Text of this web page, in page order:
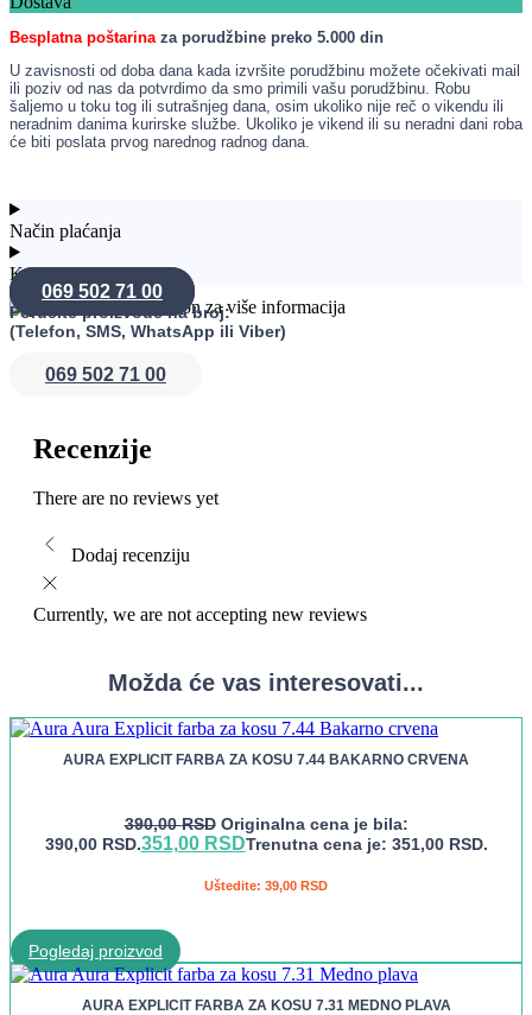
Besplatna poštarina za porudžbine preko 5.000 din
U zavisnosti od doba dana kada izvršite porudžbinu možete očekivati mail
ili poziv od nas da potvrdimo da smo primili vašu porudžbinu. Robu
šaljemo u toku tog ili sutrašnjeg dana, osim ukoliko nije reč o vikendu ili
neradnim danima kurirske službe. Ukoliko je vikend ili su neradni dani roba
će biti poslata prvog narednog radnog dana.
Način plaćanja
Konsultacije
069 502 71 00
Poručite proizvode na broj:
(Telefon, SMS, WhatsApp ili Viber)
069 502 71 00
Recenzije
There are no reviews yet
Dodaj recenziju
Currently, we are not accepting new reviews
Možda će vas interesovati...
AURA EXPLICIT FARBA ZA KOSU 7.44 BAKARNO CRVENA
390,00RSD Originalna cena je bila:
390,00 RSD.351,00 RSDTrenutna cena je: 351,00 RSD.
Uštedite: 39,00 RSD
Pogledaj proizvod
AURA EXPLICIT FARBA ZA KOSU 7.31 MEDNO PLAVA